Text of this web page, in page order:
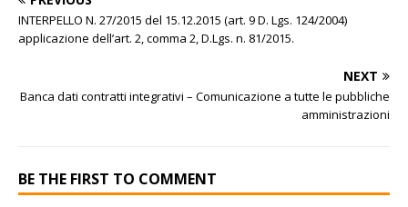
INTERPELLO N. 27/2015 del 15.12.2015 (art. 9 D. Lgs. 124/2004)
applicazione dell’art. 2, comma 2, D.Lgs. n. 81/2015.
NEXT
Banca dati contratti integrativi – Comunicazione a tutte le pubbliche
amministrazioni
BE THE FIRST TO COMMENT